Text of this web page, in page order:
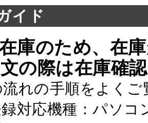
ガイド
庫のため、在
の際は在庫確
れの手順をよくご
対応機種：パソ